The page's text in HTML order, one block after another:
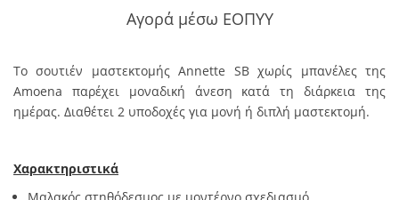
Αγορά μέσω ΕΟΠΥΥ
Το σουτιέν μαστεκτομής Annette SB χωρίς μπανέλες της
Amoena παρέχει μοναδική άνεση κατά τη διάρκεια της
ημέρας. Διαθέτει 2 υποδοχές για μονή ή διπλή μαστεκτομή.
Χαρακτηριστικά